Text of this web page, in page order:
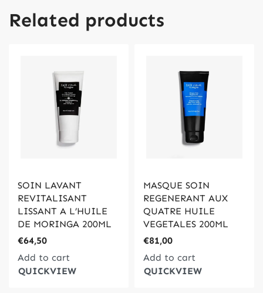
Related products
SOIN LAVANT
REVITALISANT
LISSANT A L’HUILE
DE MORINGA 200ML
€64,50
Add to cart
QUICKVIEW
MASQUE SOIN
REGENERANT AUX
QUATRE HUILE
VEGETALES 200ML
€81,00
Add to cart
QUICKVIEW